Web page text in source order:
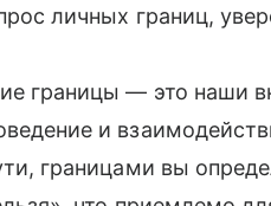
личных границ,
границы — это наши
и
границами вы